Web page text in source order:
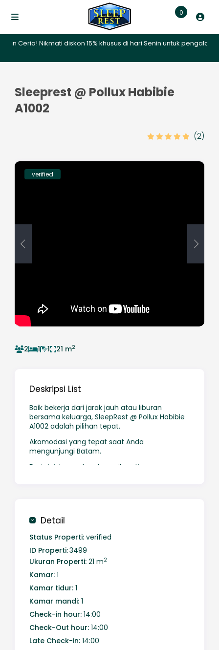
Nikmati diskon 15% khusus di hari Senin untuk
0
Sleeprest @ Pollux Habibie
A1002
(2)
verified
2 1 1 21 m2
Deskripsi List
Baik bekerja dari jarak jauh atau liburan
bersama keluarga, SleepRest @ Pollux Habibie
A1002 adalah pilihan tepat.
Akomodasi yang tepat saat Anda
mengunjungi Batam.
Dari sini, tamu dapat menikmati semua yang
Manfaatkan beragam layanan dan fasilitas
terbaik di properti kami.
Properti ini menawarkan beragam fasilitas
untuk memuaskan semua tamu.
Semua akomodasi tamu memiliki fasilitas
kamar yang lengkap untuk memastikan
Properti ini menawarkan berbagai pilihan
hiburan untuk memastikan Anda punya cukup
pilihan selama menginap.
Temukan perpaduan layanan profesional dan
Detail
Status Properti: verified
ID Properti:3499
Ukuran Properti: 21 m2
Kamar: 1
Kamar tidur: 1
Kamar mandi: 1
Check-in hour: 14:00
Check-Out hour: 14:00
Late Check-in: 14:00